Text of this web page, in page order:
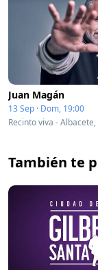
Juan Magán
13 Sep · Dom, 19:00
Recinto viva -
También te